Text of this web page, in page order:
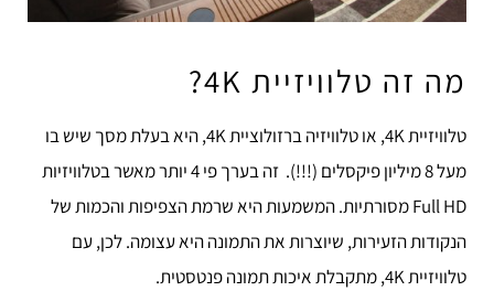
מה זה טלוויזיית 4K?
טלוויזיית 4K, או טלוויזיה ברזולוציית 4K, היא בעלת מסך שיש בו
מעל 8 מיליון פיקסלים (!!!).
זה בערך פי 4 יותר מאשר בטלוויזיות
Full HD מסורתיות.
המשמעות היא שרמת הצפיפות והכמות של
הנקודות הזעירות, שיוצרות את התמונה היא עצומה. לכן, עם
טלוויזיית 4K, מתקבלת איכות תמונה פנטסטית.